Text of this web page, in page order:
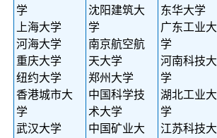
学
上海大学
河海大学
重庆大学
纽约大学
香港城市大
学
武汉大学
沈阳建筑大
学
南京航空航
天大学
郑州大学
中国科学技
术大学
中国矿业大
东华大学
广东工业大
学
河南科技大
学
湖北工业大
学
江苏科技大